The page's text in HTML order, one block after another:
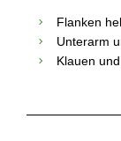
Flanken
Unterarm
Klauen